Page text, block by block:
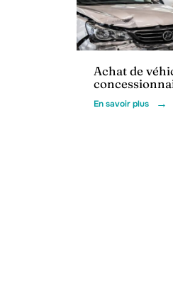
Voiture
Achat de
En savoir plus